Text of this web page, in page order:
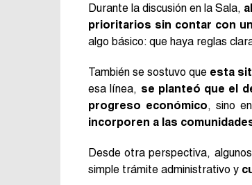
Durante la discusión en la Sala,
prioritarios sin contar con
algo básico: que haya reglas
También se sostuvo que esta
esa línea, se planteó que el
progreso económico, sino en
incorporen a las
Desde otra perspectiva,
simple trámite administrativo y